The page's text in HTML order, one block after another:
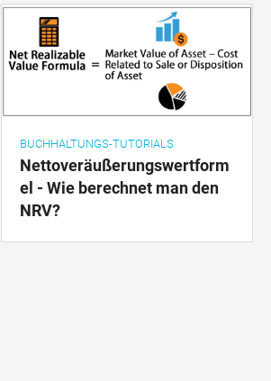
BUCHHALTUNGS-TUTORIALS
Nettoveräußerungswertform
el - Wie berechnet man den
NRV?